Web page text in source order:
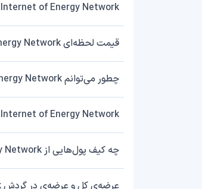
Internet of Energy Network چیست؟
قیمت لحظه‌ای Internet of Energy Network را از کجا چک کنم؟
چطور می‌توانم Internet of Energy Network بخرم یا بفروشم؟
Internet of Energy Network را چه شبکه‌هایی پشتیبانی می‌کند؟
چه کیف پول‌هایی از Internet of Energy Network پشتیبانی می‌کنند؟
عرضه‌ی کل و عرضه‌ی در گردش Internet of Energy Network چقدر است؟